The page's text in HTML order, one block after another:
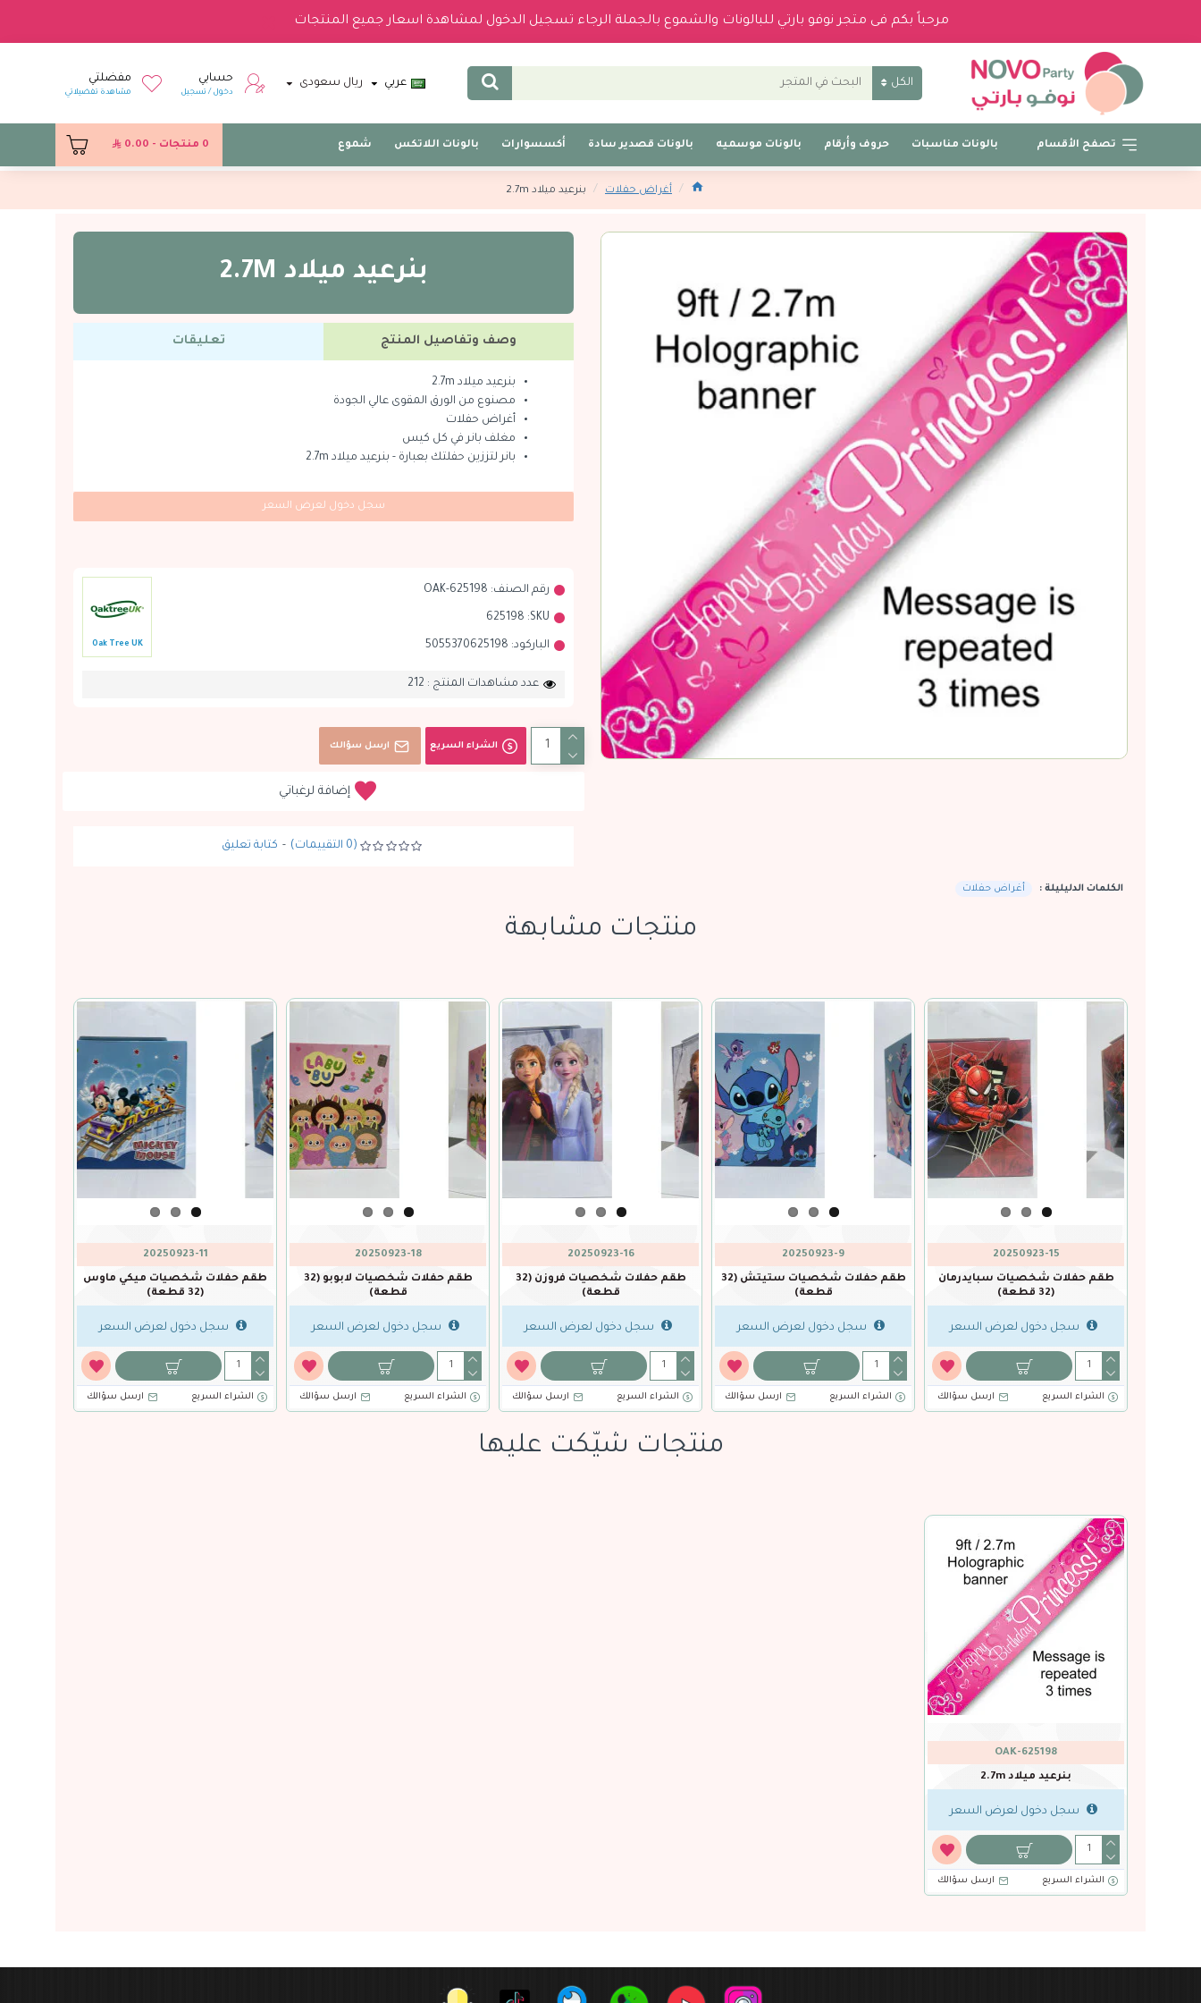
مرحباً بكم فى متجر نوفو بارتي للبالونات والشموع بالجملة الرجاء تسجيل الدخول لمشاهدة اسعار جميع المنتجات
الكل عربي ريال سعودى حسابي
دخول / تسجيل
مفضلتي
مشاهدة تفضيلاتي
تصفح الأقسام بالونات مناسبات حروف وأرقام بالونات موسميه بالونات قصدير سادة أكسسوارات بالونات اللاتكس شموع 0 منتجات - 0.00
أغراض حفلات بنرعيد ميلاد 2.7m
بنرعيد ميلاد 2.7M
وصف وتفاصيل المنتج تعليقات
بنرعيد ميلاد 2.7m
مصنوع من الورق المقوى عالي الجودة
أغراض حفلات
مغلف بانر في كل كيس
بانر لتززين حفلتك بعبارة - بنرعيد ميلاد 2.7m
رقم الصنف: OAK-625198
SKU:
625198
الباركود: 5055370625198
Oak Tree UK
عدد مشاهدات المنتج : 212
(0 التقييمات) - كتابة تعليق
سجل دخول لعرض السعر
الشراء السريع ارسل سؤالك
إضافة لرغباتي
الكلمات الدليليلة : أغراض حفلات
منتجات مشابهة
20250923-15
طقم حفلات شخصيات سبايدرمان
(32 قطعة)
سجل دخول لعرض السعر
الشراء السريع ارسل سؤالك
20250923-9
طقم حفلات شخصيات ستيتش (32
قطعة)
سجل دخول لعرض السعر
الشراء السريع ارسل سؤالك
20250923-16
طقم حفلات شخصيات فروزن (32
قطعة)
سجل دخول لعرض السعر
الشراء السريع ارسل سؤالك
20250923-18
طقم حفلات شخصيات لابوبو (32
قطعة)
سجل دخول لعرض السعر
الشراء السريع ارسل سؤالك
20250923-11
طقم حفلات شخصيات ميكي ماوس
(32 قطعة)
سجل دخول لعرض السعر
الشراء السريع ارسل سؤالك
منتجات شيّكت عليها
OAK-625198
بنرعيد ميلاد 2.7m
سجل دخول لعرض السعر
الشراء السريع ارسل سؤالك